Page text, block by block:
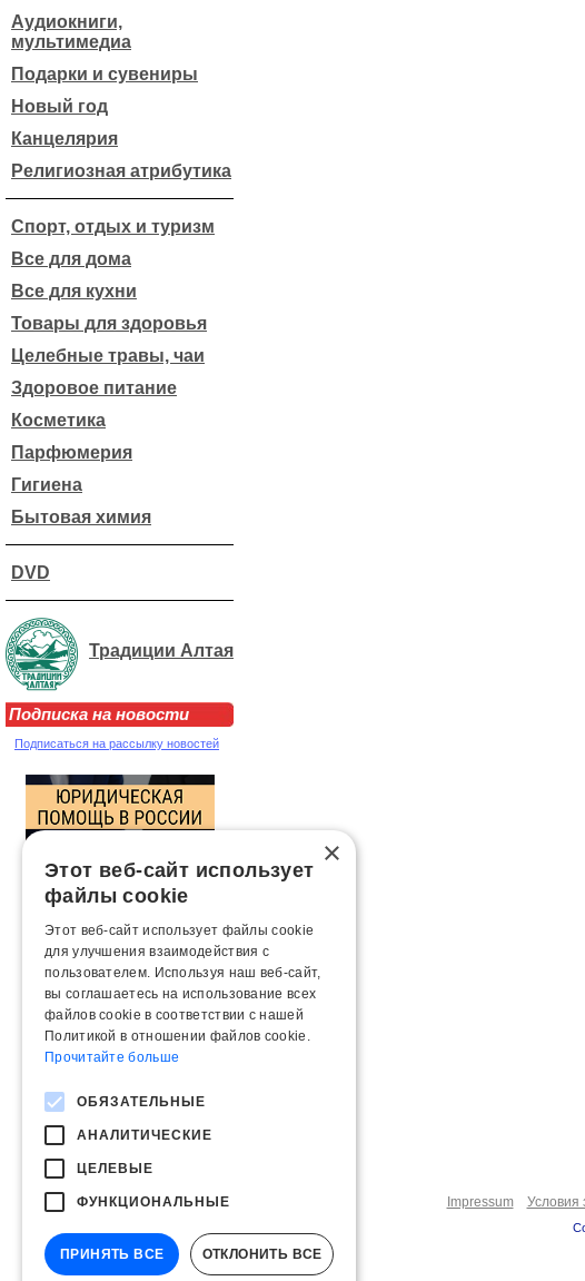
Аудиокниги,
мультимедиа
Подарки и сувениры
Новый год
Канцелярия
Религиозная атрибутика
Спорт, отдых и туризм
Все для дома
Все для кухни
Товары для здоровья
Целебные травы, чаи
Здоровое питание
Косметика
Парфюмерия
Гигиена
Бытовая химия
DVD
Традиции Алтая
Подписка на новости
Подписаться на рассылку новостей
Impressum Условия
×
Этот веб-сайт использует
файлы cookie
Этот веб-сайт использует файлы cookie
для улучшения взаимодействия с
пользователем. Используя наш веб-сайт,
вы соглашаетесь на использование всех
файлов cookie в соответствии с нашей
Политикой в ​​отношении файлов cookie.
Прочитайте больше
ОБЯЗАТЕЛЬНЫЕ
АНАЛИТИЧЕСКИЕ
ЦЕЛЕВЫЕ
ФУНКЦИОНАЛЬНЫЕ
ПРИНЯТЬ ВСЕ ОТКЛОНИТЬ ВСЕ